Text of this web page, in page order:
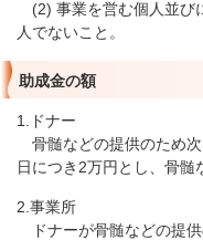
(2) 事業を営む個人並び
人でないこと。
助成金の額
1.ドナー
骨髄などの提供のため
日につき2万円とし、骨髄
2.事業所
ドナーが骨髄などの提